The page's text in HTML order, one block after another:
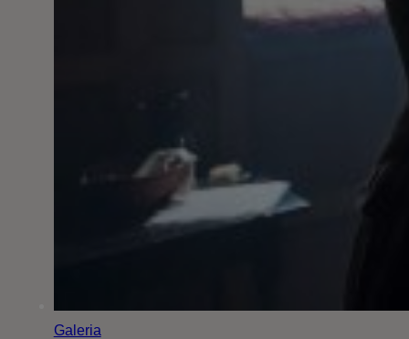
Galeria